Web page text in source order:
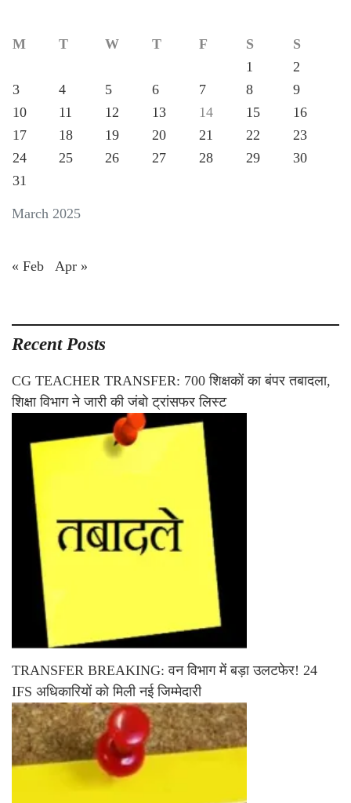
March 2025
M T W T F S
S
1
2
3
4 5 6 7 8
9
10
11 12 13 14 15
16
17
18 19 20 21 22
23
24
25 26 27 28 29
30
31
« Feb Apr »
Recent Posts
CG TEACHER TRANSFER: 700 शिक्षकों का बंपर तबादला,
शिक्षा विभाग ने जारी की जंबो ट्रांसफर लिस्ट
TRANSFER BREAKING: वन विभाग में बड़ा उलटफेर! 24
IFS अधिकारियों को मिली नई जिम्मेदारी